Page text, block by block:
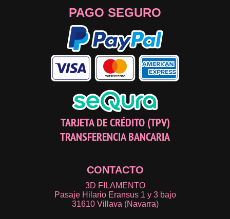
PAGO SEGURO
TARJETA DE CRÉDITO (TPV)
TRANSFERENCIA BANCARIA
CONTACTO
3D FILAMENTO
Pasaje Hilario Eransus 1 y 3 bajo
31610 Villava (Navarra)